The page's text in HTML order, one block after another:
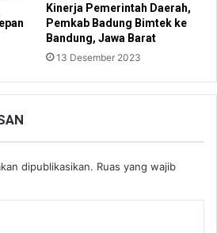
Kinerja Pemerintah Daerah,
Pemkab Badung Bimtek ke
Bandung, Jawa Barat
13 Desember 2023
dipublikasikan. Ruas yang wajib